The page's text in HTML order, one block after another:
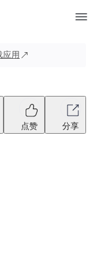
应用
点赞 分享